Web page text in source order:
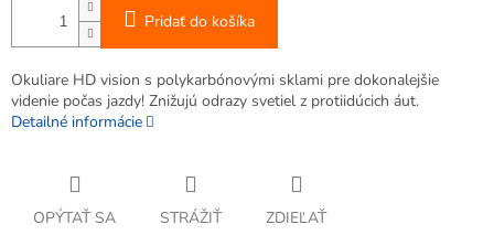
Pridať do košíka
Okuliare HD vision s polykarbónovými sklami pre dokonalejšie
videnie počas jazdy! Znižujú odrazy svetiel z protiidúcich áut.
Detailné informácie
OPÝTAŤ SA STRÁŽIŤ ZDIEĽAŤ